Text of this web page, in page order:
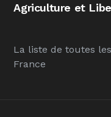
Agriculture et
La liste de toutes
France